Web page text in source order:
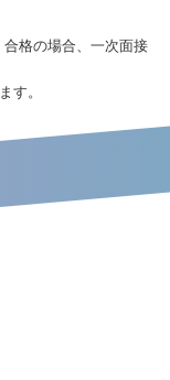
格の場合、一次面接
す。